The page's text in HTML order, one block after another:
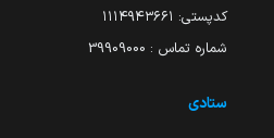
کدپستی: ۱۱۱۴۹۴۳۶۶۱
شماره تماس : 39909000
ستادی